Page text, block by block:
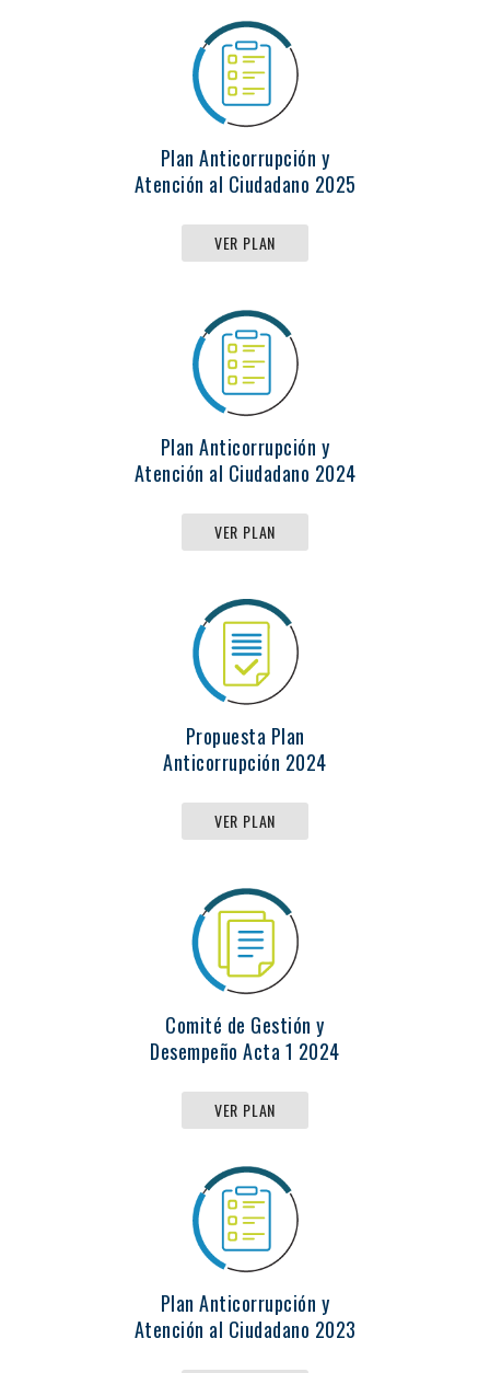
Plan Anticorrupción y
Atención al Ciudadano 2025
VER PLAN
Plan Anticorrupción y
Atención al Ciudadano 2024
VER PLAN
Propuesta Plan
Anticorrupción 2024
VER PLAN
Comité de Gestión y
Desempeño Acta 1 2024
VER PLAN
Plan Anticorrupción y
Atención al Ciudadano 2023